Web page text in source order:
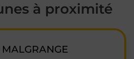
à proximité